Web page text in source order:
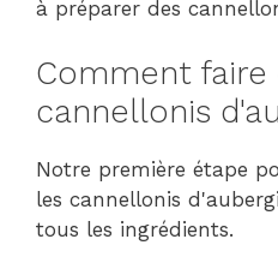
à préparer des
Comment faire
cannellonis
Notre première étape
les cannellonis
tous les ingrédients.